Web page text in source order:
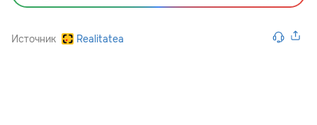
Источник Realitatea